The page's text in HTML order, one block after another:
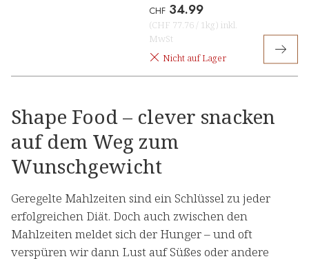
CHF 34.99
(CHF 77.76 / 1kg) inkl.
MwSt
Nicht auf Lager
Shape Food – clever snacken
auf dem Weg zum
Wunschgewicht
Geregelte Mahlzeiten sind ein Schlüssel zu jeder
erfolgreichen Diät. Doch auch zwischen den
Mahlzeiten meldet sich der Hunger – und oft
verspüren wir dann Lust auf Süßes oder andere